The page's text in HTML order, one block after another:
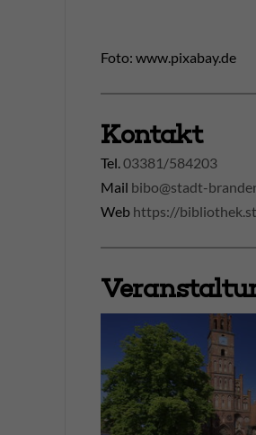
Foto: www.pixabay.de
Kontakt
Tel.03381/584203
Mail bibo@stadt-
Web https://